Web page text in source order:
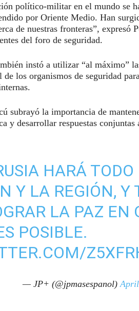
político-militar en el mundo se
por Oriente Medio. Han
de nuestras fronteras”, expresó
del foro de seguridad.
instó a utilizar “al máximo”
de los organismos de seguridad
subrayó la importancia de
y desarrollar respuestas conjuntas
HARÁ TODO
Y LA REGIÓN, Y
LA PAZ EN
POSIBLE.
— JP+ (@jpmasespanol)